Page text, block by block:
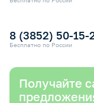
Электронный
8 (3852) 50-15-
Бесплатно по России
Получайте